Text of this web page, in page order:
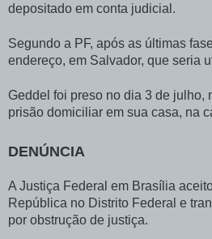
depositado em conta judicial.
Segundo a PF, após as últimas
endereço, em Salvador, que seria
Geddel foi preso no dia 3 de julho,
prisão domiciliar em sua casa, na
DENÚNCIA
A Justiça Federal em Brasília
República no Distrito Federal e
por obstrução de justiça.